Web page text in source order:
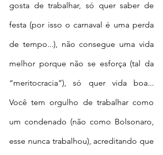
gosta de trabalhar, só quer saber de
festa (por isso o carnaval é uma perda
de tempo...), não consegue uma vida
melhor porque não se esforça (tal da
“meritocracia”), só quer vida boa...
Você tem orgulho de trabalhar como
um condenado (não como Bolsonaro,
esse nunca trabalhou), acreditando que